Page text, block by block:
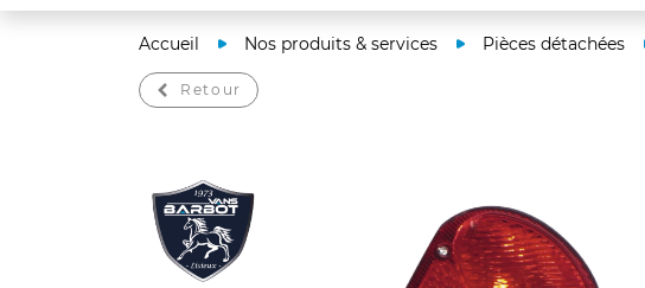
Accueil Nos produits & services Pièces détachées
Retour